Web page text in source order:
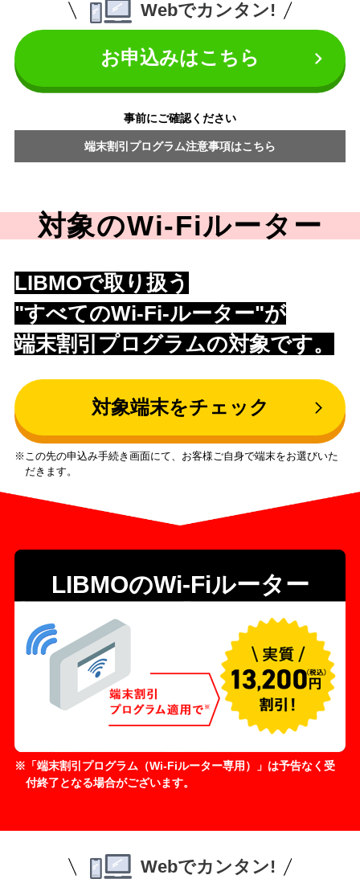
Webでカンタン!
お申込みはこちら
事前にご確認ください
端末割引プログラム注意事項はこちら
対象のWi-Fiルーター
LIBMOで取り扱う
"すべてのWi-Fi-ルーター"が
端末割引プログラムの対象です。
対象端末をチェック
この先の申込み手続き画面にて、お客様ご自身で端末をお選びいた
だきます。
LIBMOのWi-Fiルーター
「端末割引プログラム（Wi-Fiルーター専用）」は予告なく受
付終了となる場合がございます。
Webでカンタン!